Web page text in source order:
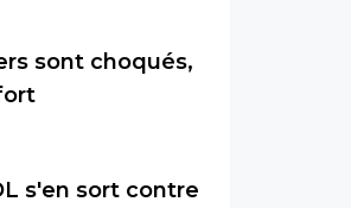
sont choqués,
s'en sort contre